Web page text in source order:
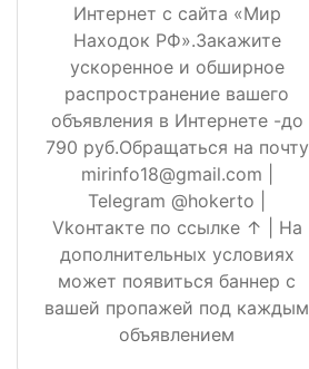
Интернет с сайта «Мир
Находок РФ».Закажите
ускоренное и обширное
распространение вашего
объявления в Интернете -до
790 руб.Обращаться на почту
mirinfo18@gmail.com |
Telegram @hokerto |
Vkонтакте по ссылке ↑ | На
дополнительных условиях
может появиться баннер с
вашей пропажей под каждым
объявлением